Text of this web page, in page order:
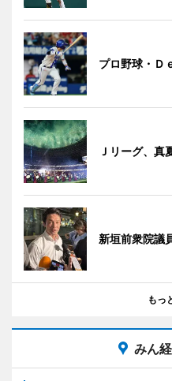
プロ野球・Ｄ
Ｊリーグ、真
新垣前衆院議
もっ
みん